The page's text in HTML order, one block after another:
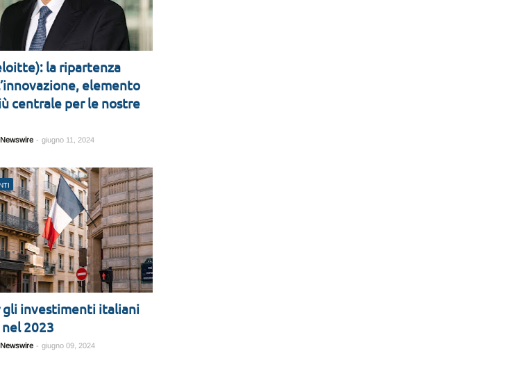
la ripartenza
elemento
centrale per le nostre
- giugno 11, 2024
gli investimenti italiani
nel 2023
- giugno 09, 2024